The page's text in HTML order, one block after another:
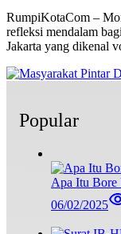
RumpiKotaCom –
refleksi mendalam
Jakarta yang dikenal
Popular
Apa Itu Bore
06/02/2025